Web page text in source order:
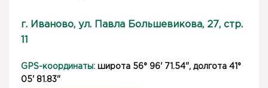
г. Иваново, ул. Павла Большевикова, 27, стр.
GPS-координаты: широта 56° 96' 71.54", долгота 41°
05' 81.83"